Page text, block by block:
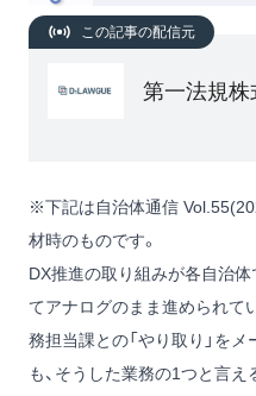
この記事の配信元
第一法規株
※下記は自治体通信
材時のものです。
DX推進の取り組みが各自治体
てアナログのまま進められて
務担当課との「やり取り」を
も、そうした業務の1つと言